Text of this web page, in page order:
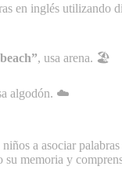
en inglés utilizando
, usa arena. 🏖
algodón. ☁️
a asociar palabras
su memoria y